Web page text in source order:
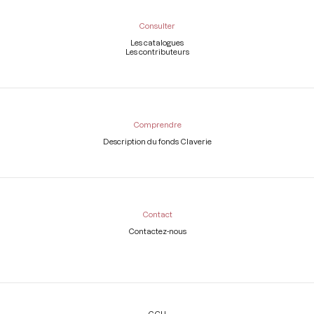
Consulter
Les catalogues
Les contributeurs
Comprendre
Description du fonds Claverie
Contact
Contactez-nous
Légal